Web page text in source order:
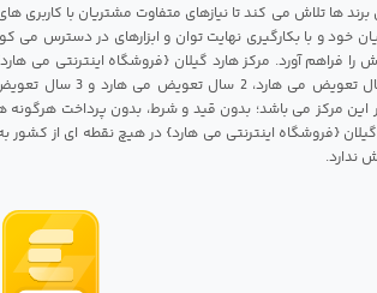
برند ها تلاش می کند تا نیازهای متفاوت مشتریان با کاربری
خود و با بکارگیری نهایت توان و ابزارهای در دسترس می
را فراهم آورد. مرکز هارد گیلان {فروشگاه اینترنتی می
شامل 1 سال تعویض
مرکز می باشد؛ بدون قید و شرط، بدون پرداخت هرگونه
گیلان {فروشگاه اینترنتی می هارد} در هیچ نقطه ای از
ندارد.